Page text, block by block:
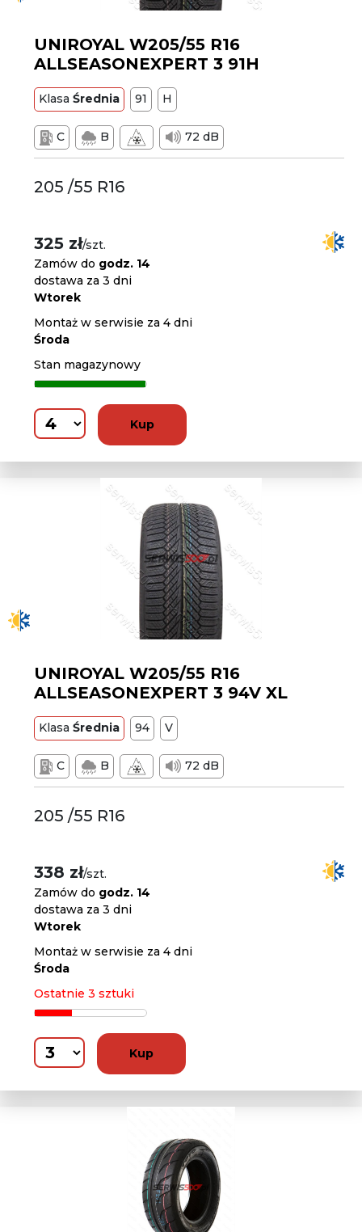
UNIROYAL W205/55 R16
ALLSEASONEXPERT 3 91H
KlasaŚrednia 91 H
C B 72 dB
205 /55 R16
325 zł/szt.
Zamów do godz. 14
dostawa za 3 dni
Wtorek
Montaż w serwisie za 4 dni
Środa
Stan magazynowy
Kup
UNIROYAL W205/55 R16
ALLSEASONEXPERT 3 94V XL
KlasaŚrednia 94 V
C B 72 dB
205 /55 R16
338 zł/szt.
Zamów do godz. 14
dostawa za 3 dni
Wtorek
Montaż w serwisie za 4 dni
Środa
Ostatnie 3 sztuki
Kup